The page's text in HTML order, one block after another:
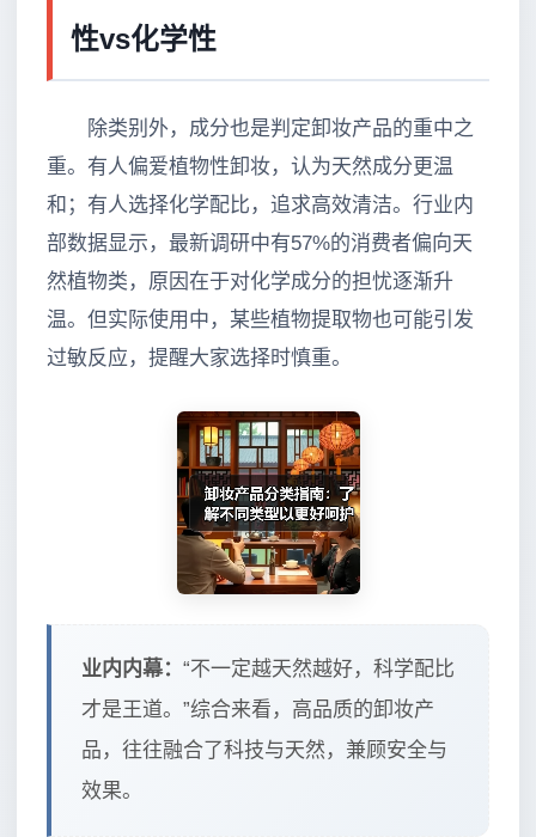
性vs化学性
除类别外，成分也是判定卸妆产品的重中之
重。有人偏爱植物性卸妆，认为天然成分更温
和；有人选择化学配比，追求高效清洁。行业内
部数据显示，最新调研中有57%的消费者偏向天
然植物类，原因在于对化学成分的担忧逐渐升
温。但实际使用中，某些植物提取物也可能引发
过敏反应，提醒大家选择时慎重。
业内内幕： “不一定越天然越好，科学配比
才是王道。”综合来看，高品质的卸妆产
品，往往融合了科技与天然，兼顾安全与
效果。